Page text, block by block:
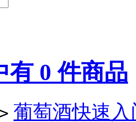
有 0 件商品
> 葡萄酒快速入